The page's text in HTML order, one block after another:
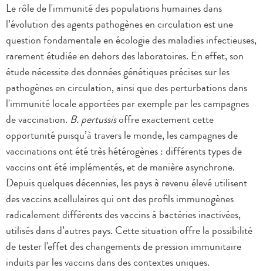
Le rôle de l'immunité des populations humaines dans
l’évolution des agents pathogènes en circulation est une
question fondamentale en écologie des maladies infectieuses,
rarement étudiée en dehors des laboratoires. En effet, son
étude nécessite des données génétiques précises sur les
pathogènes en circulation, ainsi que des perturbations dans
l'immunité locale apportées par exemple par les campagnes
de vaccination. B. pertussisoffre exactement cette
opportunité puisqu’à travers le monde, les campagnes de
vaccinations ont été très hétérogènes : différents types de
vaccins ont été implémentés, et de manière asynchrone.
Depuis quelques décennies, les pays à revenu élevé utilisent
des vaccins acellulaires qui ont des profils immunogènes
radicalement différents des vaccins à bactéries inactivées,
utilisés dans d’autres pays. Cette situation offre la possibilité
de tester l'effet des changements de pression immunitaire
induits par les vaccins dans des contextes uniques.